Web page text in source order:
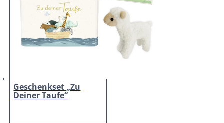
Geschenkset „Zu
Deiner Taufe“